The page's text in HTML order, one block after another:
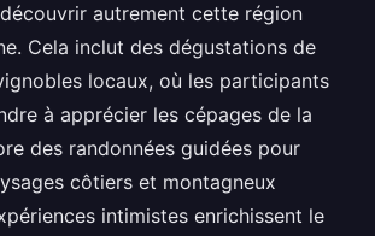
autrement cette région
Cela inclut des dégustations de
locaux, où les participants
à apprécier les cépages de la
des randonnées guidées pour
côtiers et montagneux
intimistes enrichissent le